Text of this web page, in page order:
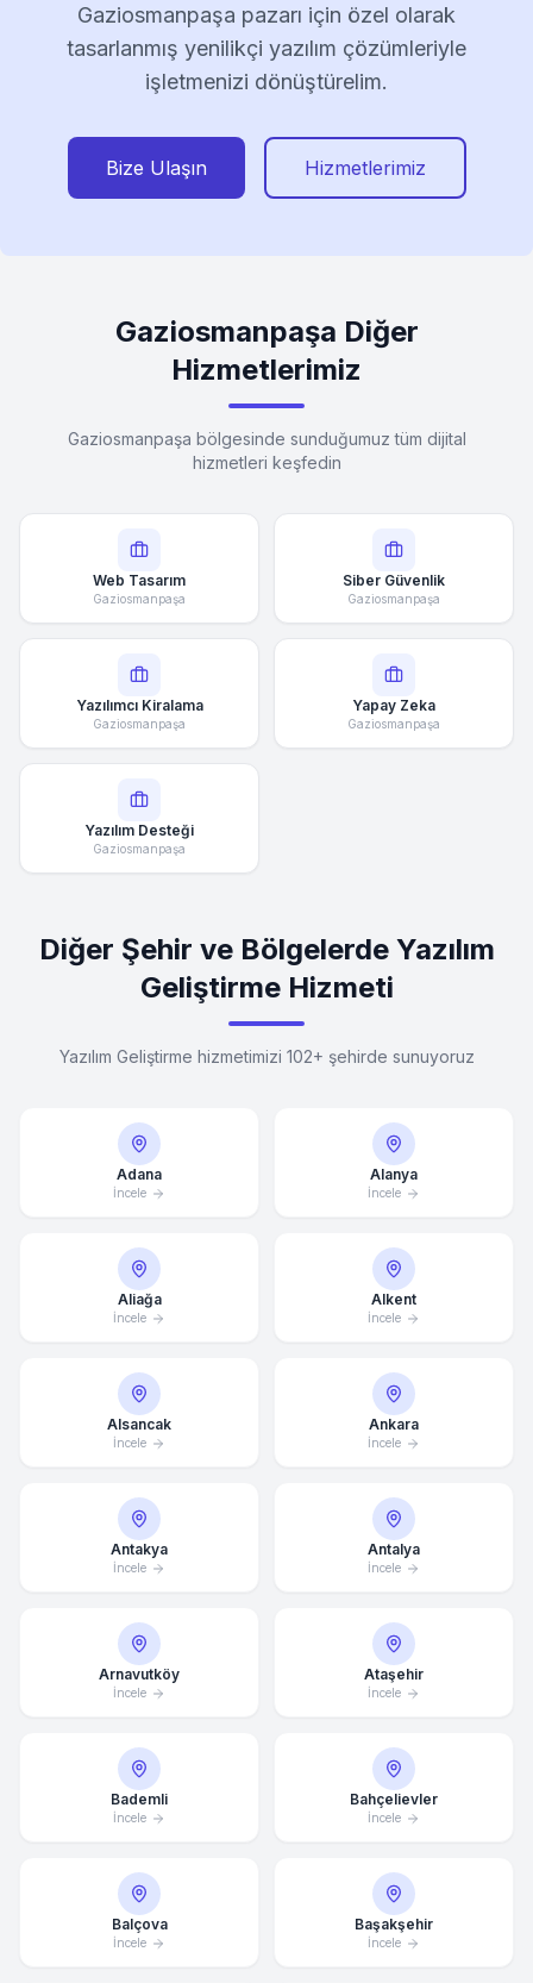
Gaziosmanpaşa pazarı için özel olarak
tasarlanmış yenilikçi yazılım çözümleriyle
işletmenizi dönüştürelim.
Bize Ulaşın Hizmetlerimiz
Gaziosmanpaşa Diğer
Hizmetlerimiz
Gaziosmanpaşa bölgesinde sunduğumuz tüm dijital
hizmetleri keşfedin
Web Tasarım
Gaziosmanpaşa
Siber Güvenlik
Gaziosmanpaşa
Yazılımcı Kiralama
Gaziosmanpaşa
Yapay Zeka
Gaziosmanpaşa
Yazılım Desteği
Gaziosmanpaşa
Diğer Şehir ve Bölgelerde Yazılım
Geliştirme Hizmeti
Yazılım Geliştirme hizmetimizi 102+ şehirde sunuyoruz
Adana
İncele
Alanya
İncele
Aliağa
İncele
Alkent
İncele
Alsancak
İncele
Ankara
İncele
Antakya
İncele
Antalya
İncele
Arnavutköy
İncele
Ataşehir
İncele
Bademli
İncele
Bahçelievler
İncele
Balçova
İncele
Başakşehir
İncele